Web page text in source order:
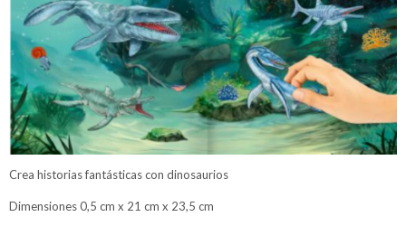
Crea historias fantásticas con dinosaurios
Dimensiones 0,5 cm x 21 cm x 23,5 cm